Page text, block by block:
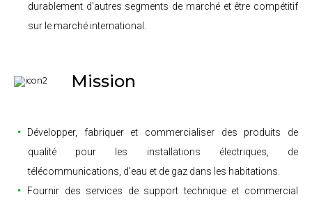
durablement d'autres segments de marché et être compétitif
sur le marché international.
Mission
Développer, fabriquer et commercialiser des produits de
qualité pour les installations électriques, de
télécommunications, d'eau et de gaz dans les habitations.
Fournir des services de support technique et commercial